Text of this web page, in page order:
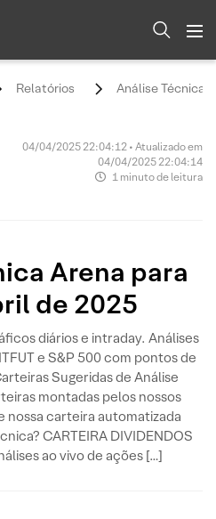
Relatórios Análise Técnica
04/04/2025 22:04:12 • Atualizado em
04/04/2025 22:04:14
1 minuto de leitura
Arena para
de 2025
diários e intraday. Análises
e S&P 500 com pontos de
Sugeridas de Análise
montadas pelos nossos
nossa carteira automatizada
CARTEIRA DIVIDENDOS
ao vivo de ações […]